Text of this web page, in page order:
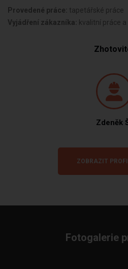
Provedené práce: tapetářské práce
Vyjádření zákazníka:
kvalitní práce
Zdeněk
ZOBRAZIT
Fotogalerie